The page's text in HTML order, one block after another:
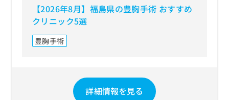
【2026年8月】福島県の豊胸手術 おすすめ
クリニック5選
豊胸手術
詳細情報を見る